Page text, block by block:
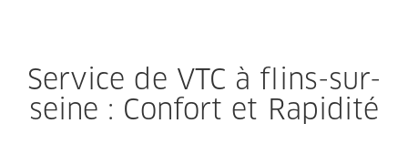
Conduire
Service de VTC à flins-sur-
seine : Confort et Rapidité